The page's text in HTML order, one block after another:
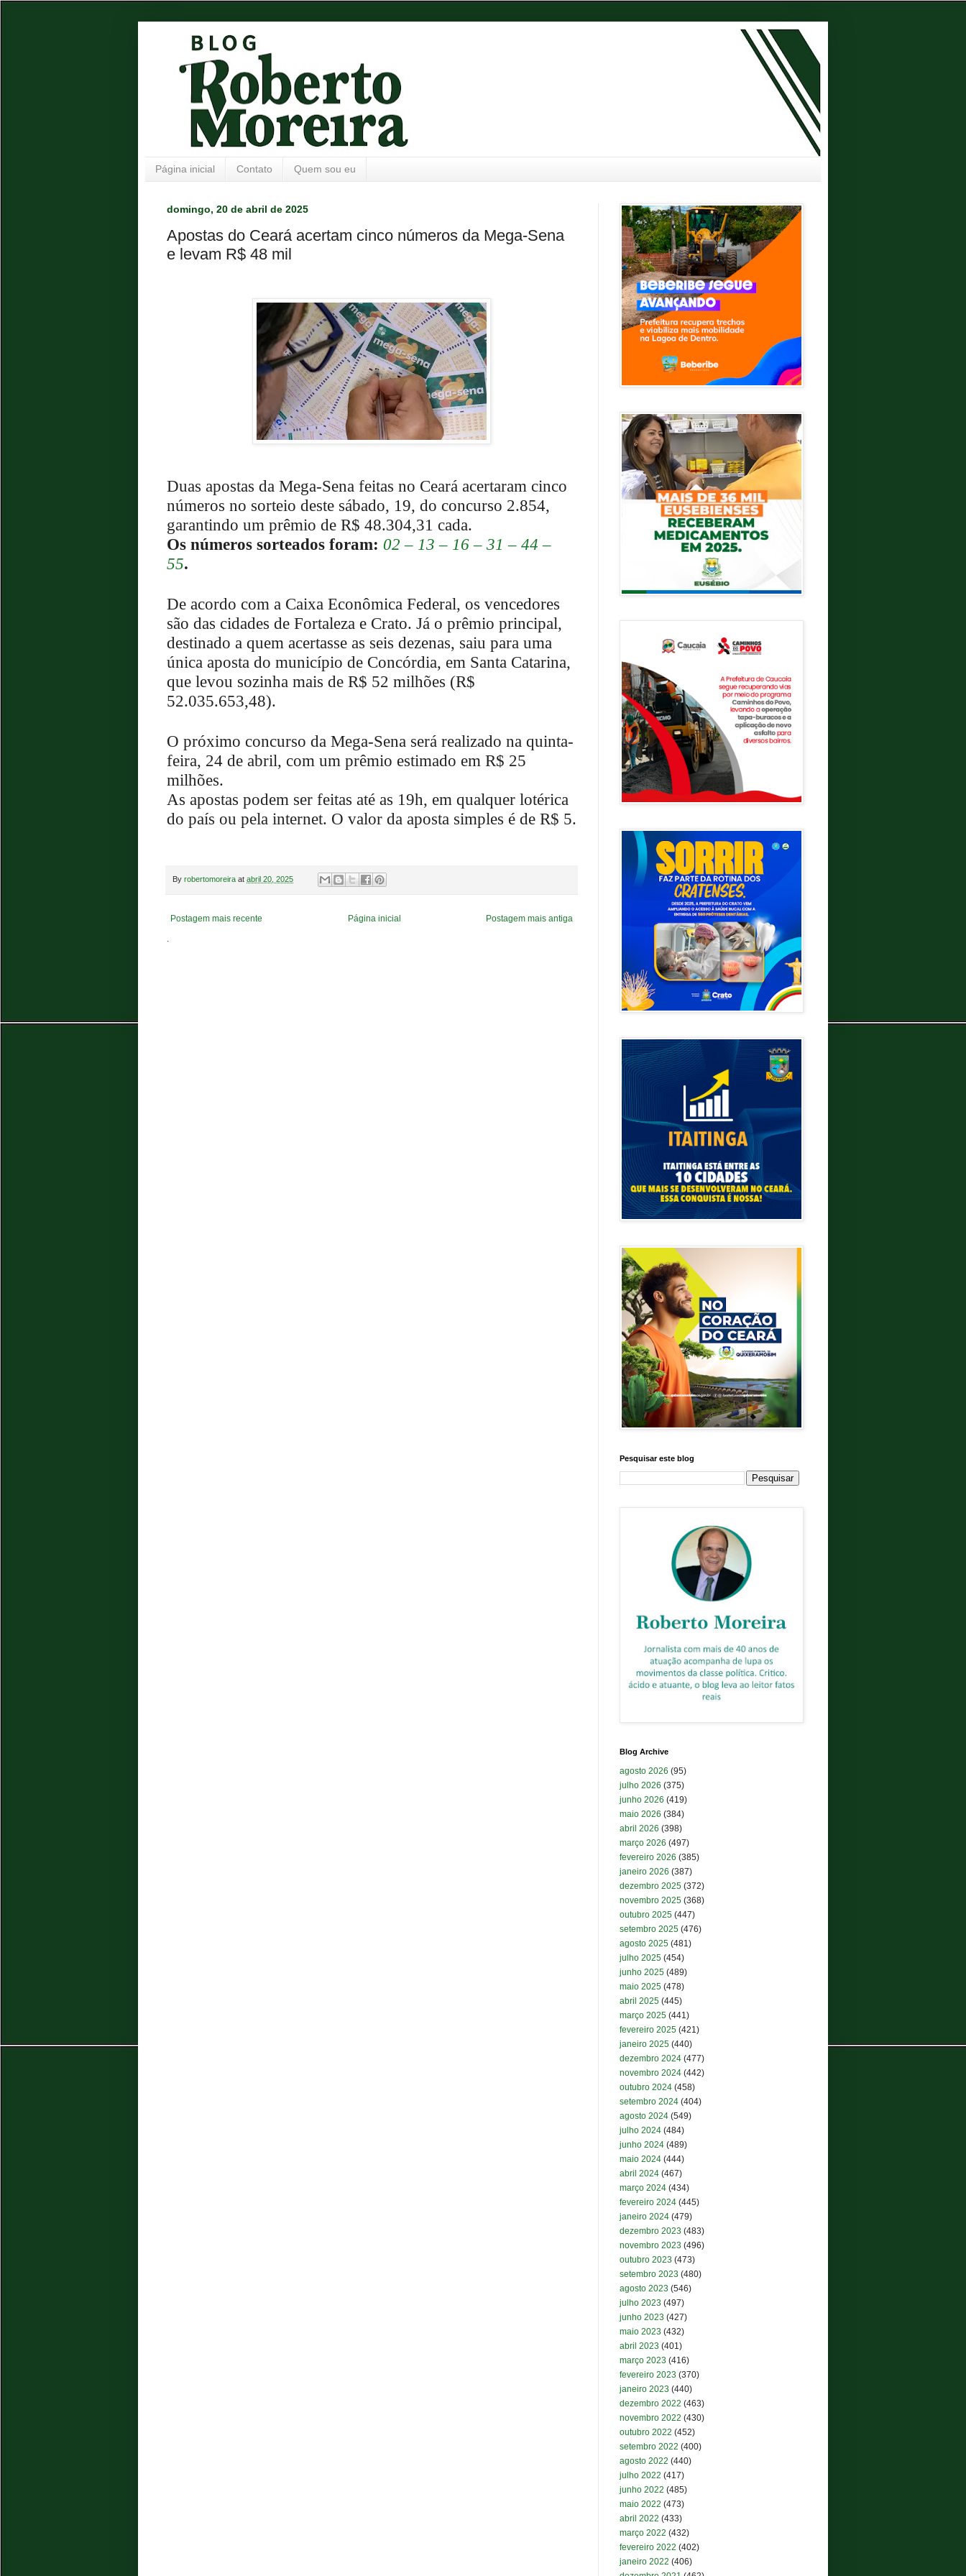
Página inicial Contato Quem sou eu
domingo, 20 de abril de 2025
Apostas do Ceará acertam cinco números da Mega-Sena
e levam R$ 48 mil
Duas apostas da Mega-Sena feitas no Ceará acertaram cinco
números no sorteio deste sábado, 19, do concurso 2.854,
garantindo um prêmio de R$ 48.304,31 cada.
Os números sorteados foram: 02 – 13 – 16 – 31 – 44 –
55.
De acordo com a Caixa Econômica Federal, os vencedores
são das cidades de Fortaleza e Crato. Já o prêmio principal,
destinado a quem acertasse as seis dezenas, saiu para uma
única aposta do município de Concórdia, em Santa Catarina,
que levou sozinha mais de R$ 52 milhões (R$
52.035.653,48).
O próximo concurso da Mega-Sena será realizado na quinta-
feira, 24 de abril, com um prêmio estimado em R$ 25
milhões.
As apostas podem ser feitas até as 19h, em qualquer lotérica
do país ou pela internet. O valor da aposta simples é de R$ 5.
By robertomoreira at abril 20, 2025
Postagem mais recente Postagem mais antiga
Página inicial
.
Pesquisar este blog
Blog Archive
agosto 2026 (95)
julho 2026 (375)
junho 2026 (419)
maio 2026 (384)
abril 2026 (398)
março 2026 (497)
fevereiro 2026 (385)
janeiro 2026 (387)
dezembro 2025 (372)
novembro 2025 (368)
outubro 2025 (447)
setembro 2025 (476)
agosto 2025 (481)
julho 2025 (454)
junho 2025 (489)
maio 2025 (478)
abril 2025 (445)
março 2025 (441)
fevereiro 2025 (421)
janeiro 2025 (440)
dezembro 2024 (477)
novembro 2024 (442)
outubro 2024 (458)
setembro 2024 (404)
agosto 2024 (549)
julho 2024 (484)
junho 2024 (489)
maio 2024 (444)
abril 2024 (467)
março 2024 (434)
fevereiro 2024 (445)
janeiro 2024 (479)
dezembro 2023 (483)
novembro 2023 (496)
outubro 2023 (473)
setembro 2023 (480)
agosto 2023 (546)
julho 2023 (497)
junho 2023 (427)
maio 2023 (432)
abril 2023 (401)
março 2023 (416)
fevereiro 2023 (370)
janeiro 2023 (440)
dezembro 2022 (463)
novembro 2022 (430)
outubro 2022 (452)
setembro 2022 (400)
agosto 2022 (440)
julho 2022 (417)
junho 2022 (485)
maio 2022 (473)
abril 2022 (433)
março 2022 (432)
fevereiro 2022 (402)
janeiro 2022 (406)